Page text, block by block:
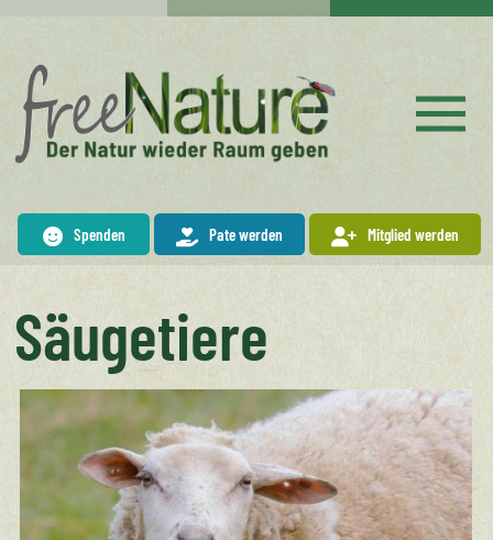
Spenden Pate werden Mitglied werden
Säugetiere